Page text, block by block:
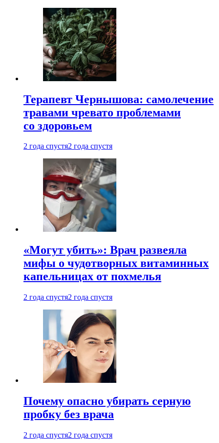
Терапевт Чернышова: самолечение
травами чревато проблемами
со здоровьем
2 года спустя2 года спустя
«Могут убить»: Врач развеяла
мифы о чудотворных витаминных
капельницах от похмелья
2 года спустя2 года спустя
Почему опасно убирать серную
пробку без врача
2 года спустя2 года спустя